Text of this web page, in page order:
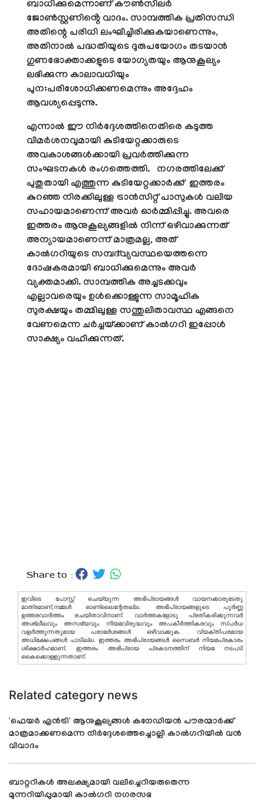
ബാധിക്കുമെന്നാണ് കൗൺസിലർ
ജോൺസ്റ്റണിൻ്റെ വാദം. സാമ്പത്തിക പ്രതിസന്ധി
അതിന്റെ പരിധി ലംഘിച്ചിരിക്കുകയാണെന്നും,
അതിനാൽ പദ്ധതിയുടെ ദുരുപയോഗം തടയാൻ
ഗുണഭോക്താക്കളുടെ യോഗ്യതയും ആനുകൂല്യം
ലഭിക്കുന്ന കാലാവധിയും
പുനഃപരിശോധിക്കണമെന്നും അദ്ദേഹം
ആവശ്യപ്പെടുന്നു.
എന്നാൽ ഈ നിർദ്ദേശത്തിനെതിരെ കടുത്ത
വിമർശനവുമായി കുടിയേറ്റക്കാരുടെ
അവകാശങ്ങൾക്കായി പ്രവർത്തിക്കുന്ന
സംഘടനകൾ രംഗത്തെത്തി. നഗരത്തിലേക്ക്
പുതുതായി എത്തുന്ന കുടിയേറ്റക്കാർക്ക് ഇത്തരം
കുറഞ്ഞ നിരക്കിലുള്ള ട്രാൻസിറ്റ് പാസുകൾ വലിയ
സഹായമാണെന്ന് അവർ ഓർമ്മിപ്പിച്ചു. അവരെ
ഇത്തരം ആനുകൂല്യങ്ങളിൽ നിന്ന് ഒഴിവാക്കുന്നത്
അന്യായമാണെന്ന് മാത്രമല്ല, അത്
കാൽഗറിയുടെ സമ്പദ്‌വ്യവസ്ഥയെത്തന്നെ
ദോഷകരമായി ബാധിക്കുമെന്നും അവർ
വ്യക്തമാക്കി. സാമ്പത്തിക അച്ചടക്കവും
എല്ലാവരെയും ഉൾക്കൊള്ളുന്ന സാമൂഹിക
സുരക്ഷയും തമ്മിലുള്ള സന്തുലിതാവസ്ഥ എങ്ങനെ
വേണമെന്ന ചർച്ചയ്ക്കാണ് കാൽഗറി ഇപ്പോൾ
സാക്ഷ്യം വഹിക്കുന്നത്.
Share to :
ഇവിടെ പോസ്റ്റ് ചെയ്യുന്ന അഭിപ്രായങ്ങള്‍ വായനക്കാരുടേതു
മാത്രമാണ്,നമ്മൾ ഓണ്ലൈന്റേതല്ല. അഭിപ്രായങ്ങളുടെ പൂർണ്ണ
ഉത്തരവാദിത്തം രചയിതാവിനാണ്. വാര്‍ത്തകളോടു പ്രതികരിക്കുന്നവര്‍
അശ്ലീലവും അസഭ്യവും നിയമവിരുദ്ധവും അപകീര്‍ത്തികരവും സ്പര്‍ധ
വളര്‍ത്തുന്നതുമായ പരാമര്‍ശങ്ങള്‍ ഒഴിവാക്കുക. വ്യക്തിപരമായ
അധിക്ഷേപങ്ങള്‍ പാടില്ല. ഇത്തരം അഭിപ്രായങ്ങള്‍ സൈബര്‍ നിയമപ്രകാരം
ശിക്ഷാര്‍ഹമാണ്. ഇത്തരം അഭിപ്രായ പ്രകടനത്തിന് നിയമ നടപടി
കൈക്കൊള്ളുന്നതാണ്.
Related category news
'ഫെയർ എൻട്രി' ആനുകൂല്യങ്ങൾ കനേഡിയൻ പൗരന്മാർക്ക്
മാത്രമാക്കണമെന്ന നിർദ്ദേശത്തെച്ചൊല്ലി കാൽഗറിയിൽ വൻ
വിവാദം
ബാറ്ററികൾ അലക്ഷ്യമായി വലിച്ചെറിയരുതെന്ന
മുന്നറിയിപ്പുമായി കാൽഗറി നഗരസഭ